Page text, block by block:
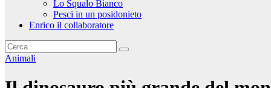
Lo Squalo Bianco
Pesci in un posidonieto
Enrico il collaboratore
Animali